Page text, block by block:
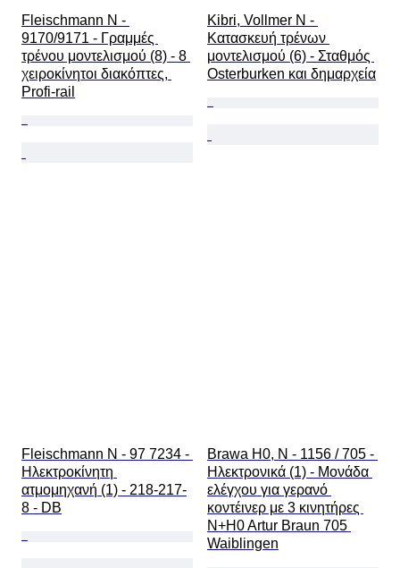
Fleischmann N -
9170/9171 - Γραμμές
τρένου μοντελισμού (8) - 8
χειροκίνητοι διακόπτες,
Profi-rail
Kibri, Vollmer N -
Κατασκευή τρένων
μοντελισμού (6) - Σταθμός
Osterburken και δημαρχεία
Fleischmann N - 97 7234 -
Ηλεκτροκίνητη
ατμομηχανή (1) - 218-217-
8 - DB
Brawa H0, N - 1156 / 705 -
Ηλεκτρονικά (1) - Μονάδα
ελέγχου για γερανό
κοντέινερ με 3 κινητήρες
N+H0 Artur Braun 705
Waiblingen